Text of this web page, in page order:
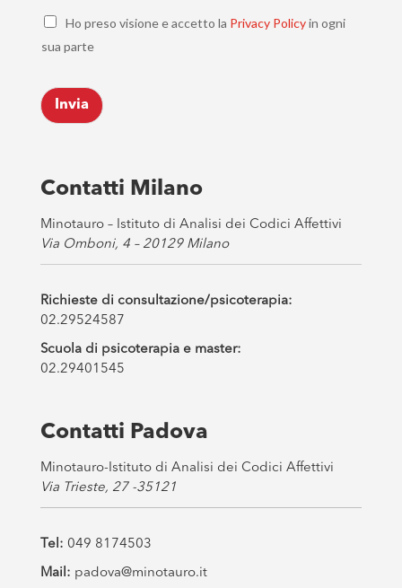
*
C
e
k
b
o
s
*
Ho preso visione e accetto la Privacy Policyin ogni
sua parte
Invia
Contatti Milano
Minotauro – Istituto di Analisi dei Codici Affettivi
Via Omboni, 4 – 20129 Milano
Richieste di consultazione/psicoterapia:
02.29524587
Scuola di psicoterapia e master:
02.29401545
Contatti Padova
Minotauro-Istituto di Analisi dei Codici Affettivi
Via Trieste, 27 -35121
Tel: 049 8174503
Mail: padova@minotauro.it